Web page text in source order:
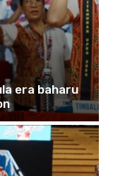
era baharu